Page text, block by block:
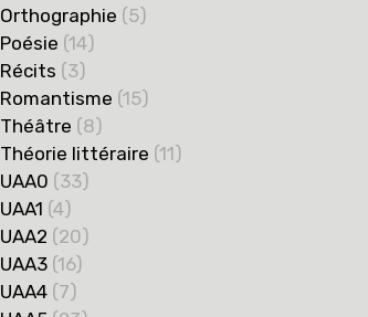
Orthographie (5)
Poésie (14)
Récits (3)
Romantisme (15)
Théâtre (8)
Théorie littéraire (11)
UAA0 (33)
UAA1 (4)
UAA2 (20)
UAA3 (16)
UAA4 (7)